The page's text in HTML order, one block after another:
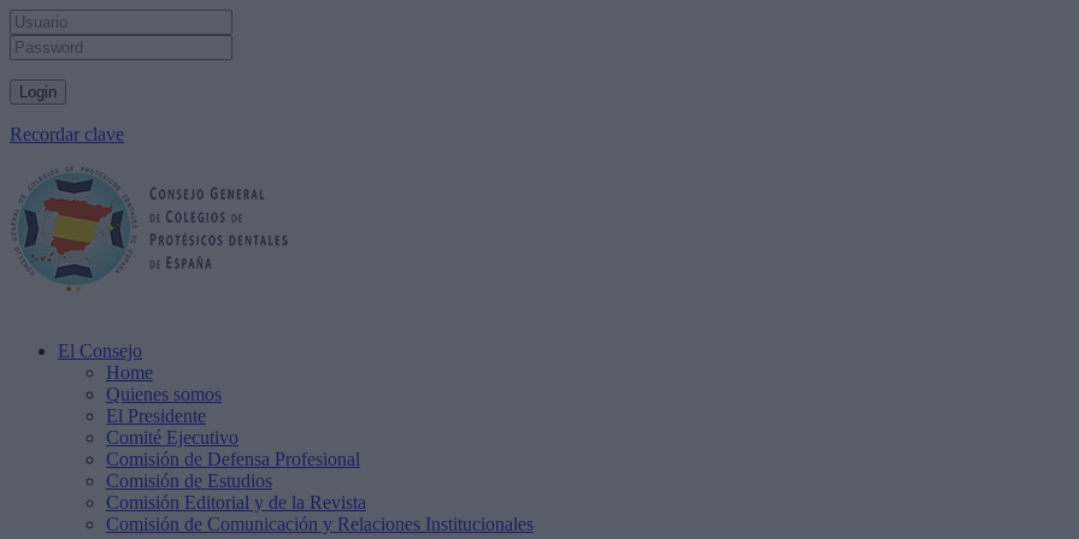
Recordar clave
El Consejo
Home
Quienes somos
El Presidente
Comité Ejecutivo
Comisión de Defensa Profesional
Comisión de Estudios
Comisión Editorial y de la Revista
Comisión de Comunicación y Relaciones Institucionales